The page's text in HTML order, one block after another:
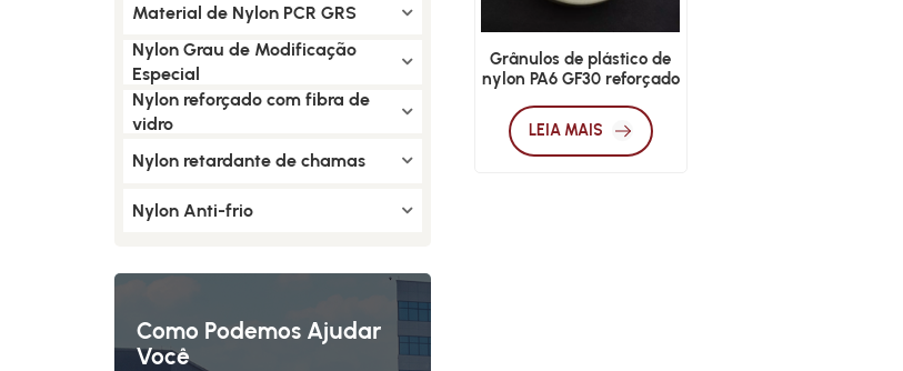
Material de Nylon PCR GRS
Nylon Grau de Modificação
Especial
Nylon reforçado com fibra de
vidro
Nylon retardante de chamas
Nylon Anti-frio
Como Podemos Ajudar
Você
Grânulos de plástico de
nylon PA6 GF30 reforçado
LEIA MAIS